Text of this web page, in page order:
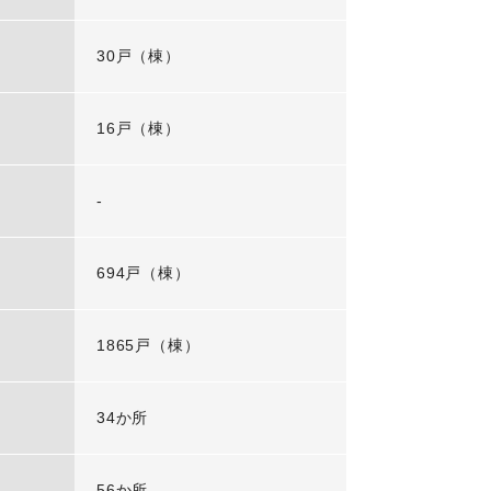
30戸（棟）
16戸（棟）
-
694戸（棟）
1865戸（棟）
34か所